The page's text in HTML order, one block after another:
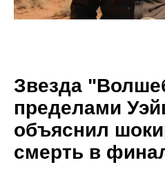
Звезда
пределами
объяснил
смерть в